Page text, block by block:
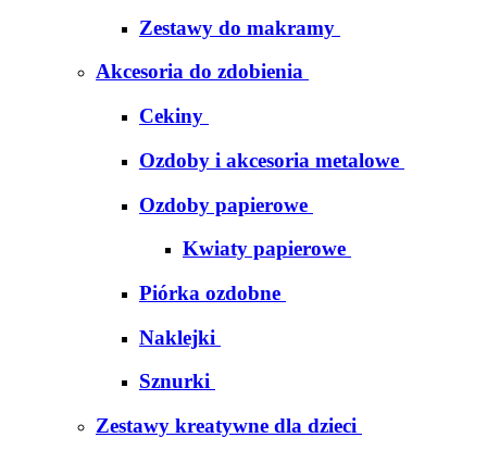
Zestawy do makramy
Akcesoria do zdobienia
Cekiny
Ozdoby i akcesoria metalowe
Ozdoby papierowe
Kwiaty papierowe
Piórka ozdobne
Naklejki
Sznurki
Zestawy kreatywne dla dzieci